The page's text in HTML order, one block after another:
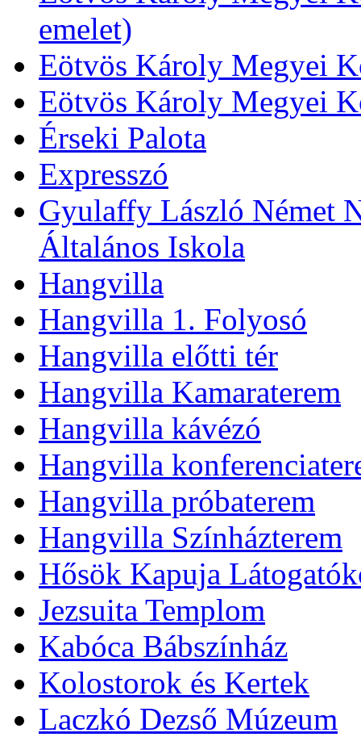
emelet)
Eötvös Károly Megyei
Eötvös Károly Megyei
Érseki Palota
Expresszó
Gyulaffy László Német
Általános Iskola
Hangvilla
Hangvilla 1. Folyosó
Hangvilla előtti tér
Hangvilla Kamaraterem
Hangvilla kávézó
Hangvilla
Hangvilla próbaterem
Hangvilla Színházterem
Hősök Kapuja
Jezsuita Templom
Kabóca Bábszínház
Kolostorok és Kertek
Laczkó Dezső Múzeum